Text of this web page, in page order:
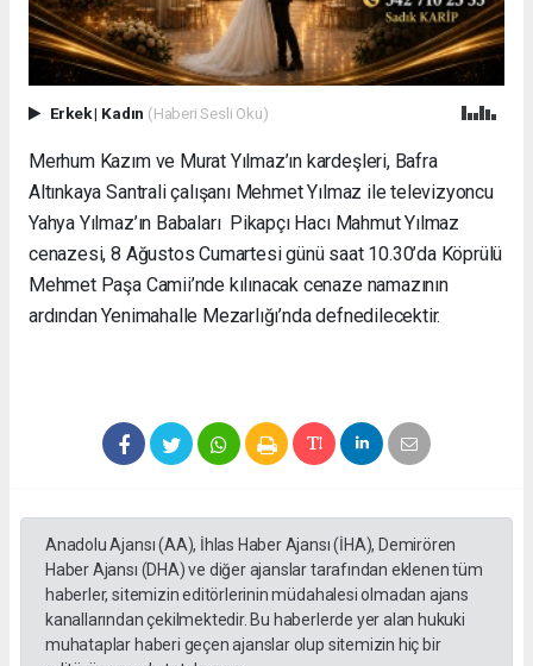
Erkek| Kadın (Haberi Sesli Oku)
Merhum Kazım ve Murat Yılmaz’ın kardeşleri, Bafra
Altınkaya Santrali çalışanı Mehmet Yılmaz ile televizyoncu
Yahya Yılmaz’ın Babaları Pikapçı Hacı Mahmut Yılmaz
cenazesi, 8 Ağustos Cumartesi günü saat 10.30’da Köprülü
Mehmet Paşa Camii’nde kılınacak cenaze namazının
ardından Yenimahalle Mezarlığı’nda defnedilecektir.
Anadolu Ajansı (AA), İhlas Haber Ajansı (İHA), Demirören
Haber Ajansı (DHA) ve diğer ajanslar tarafından eklenen tüm
haberler, sitemizin editörlerinin müdahalesi olmadan ajans
kanallarından çekilmektedir. Bu haberlerde yer alan hukuki
muhataplar haberi geçen ajanslar olup sitemizin hiç bir